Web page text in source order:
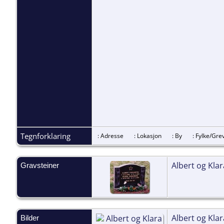
Tegnforklaring : Adresse : Lokasjon : By : Fylke/
Gravsteiner Albert og
Bilder Albert og